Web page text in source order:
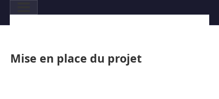
Mise en place du projet